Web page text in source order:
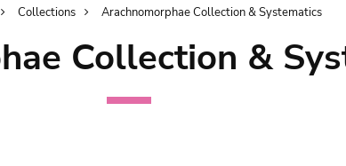
Collections Arachnomorphae Collection & Systematics
Collection &